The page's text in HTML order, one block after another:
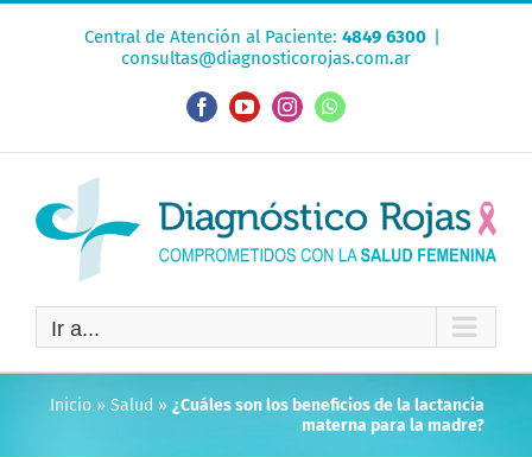
Central de Atención al Paciente: 4849 6300 |
consultas@diagnosticorojas.com.ar
FacebookYouTubeInstagramWhatsApp
Ir a...
Inicio » Salud » ¿Cuáles son los beneficios de la lactancia
materna para la madre?